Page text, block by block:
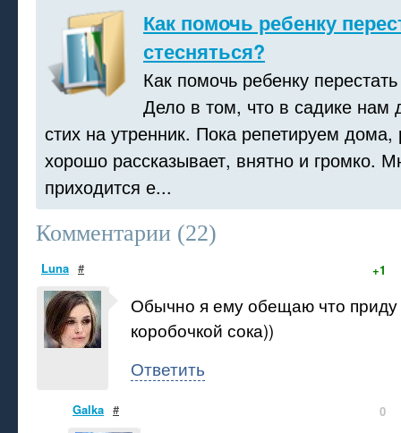
Как помочь ребенку
стесняться?
Как помочь ребенку
Дело в том, что в садике нам
стих на утренник. Пока репетируем дома,
хорошо рассказывает, внятно и громко.
приходится е...
Комментарии (22)
Luna # +1
Обычно я ему обещаю что приду
коробочкой сока))
Ответить
Galka # 0